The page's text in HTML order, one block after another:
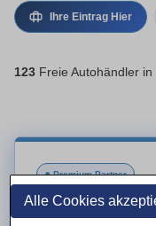
Alle Cookies
Ihre Eintrag Hier
123 Freie Autohändler in
●Premium-Partner